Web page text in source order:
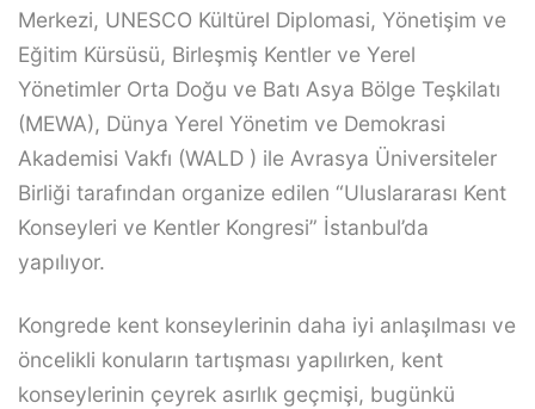
Merkezi, UNESCO Kültürel Diplomasi, Yönetişim ve
Eğitim Kürsüsü, Birleşmiş Kentler ve Yerel
Yönetimler Orta Doğu ve Batı Asya Bölge Teşkilatı
(MEWA), Dünya Yerel Yönetim ve Demokrasi
Akademisi Vakfı (WALD ) ile Avrasya Üniversiteler
Birliği tarafından organize edilen “Uluslararası Kent
Konseyleri ve Kentler Kongresi” İstanbul’da
yapılıyor.
Kongrede kent konseylerinin daha iyi anlaşılması ve
öncelikli konuların tartışması yapılırken, kent
konseylerinin çeyrek asırlık geçmişi, bugünkü